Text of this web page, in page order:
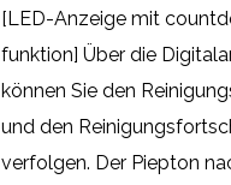
[LED-Anzeige mit
funktion] Über die
können Sie den
und den
verfolgen. Der Piepton